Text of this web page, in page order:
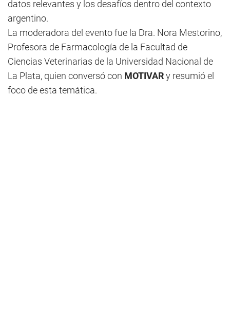
datos relevantes y los desafíos dentro del contexto
argentino.
La moderadora del evento fue la Dra. Nora Mestorino,
Profesora de Farmacología de la Facultad de
Ciencias Veterinarias de la Universidad Nacional de
La Plata, quien conversó con MOTIVARy resumió el
foco de esta temática.